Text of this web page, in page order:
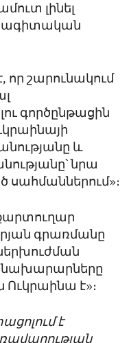
լինել
որ շարունակում
գործընթացին
և
նրա
սահմաններում»։
գրառմանը
նախարարները
Ուկրաինա է»։
է